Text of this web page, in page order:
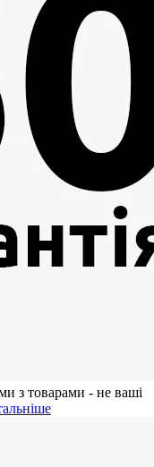
з товарами - не ваші